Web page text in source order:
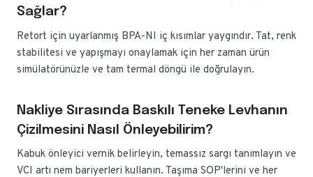
Sağlar?
Retort için uyarlanmış BPA-NI iç kısımlar yaygındır. Tat, renk
stabilitesi ve yapışmayı onaylamak için her zaman ürün
simülatörünüzle ve tam termal döngü ile doğrulayın.
Nakliye Sırasında Baskılı Teneke Levhanın
Çizilmesini Nasıl Önleyebilirim?
Kabuk önleyici vernik belirleyin, temassız sargı tanımlayın ve
VCI artı nem bariyerleri kullanın. Taşıma SOP'lerini ve her